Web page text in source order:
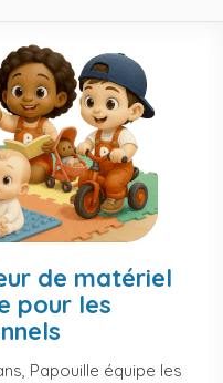
de matériel
pour les
Papouille équipe les